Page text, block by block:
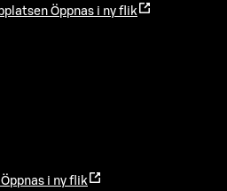
Öppnas i ny flik
Öppnas i ny flik